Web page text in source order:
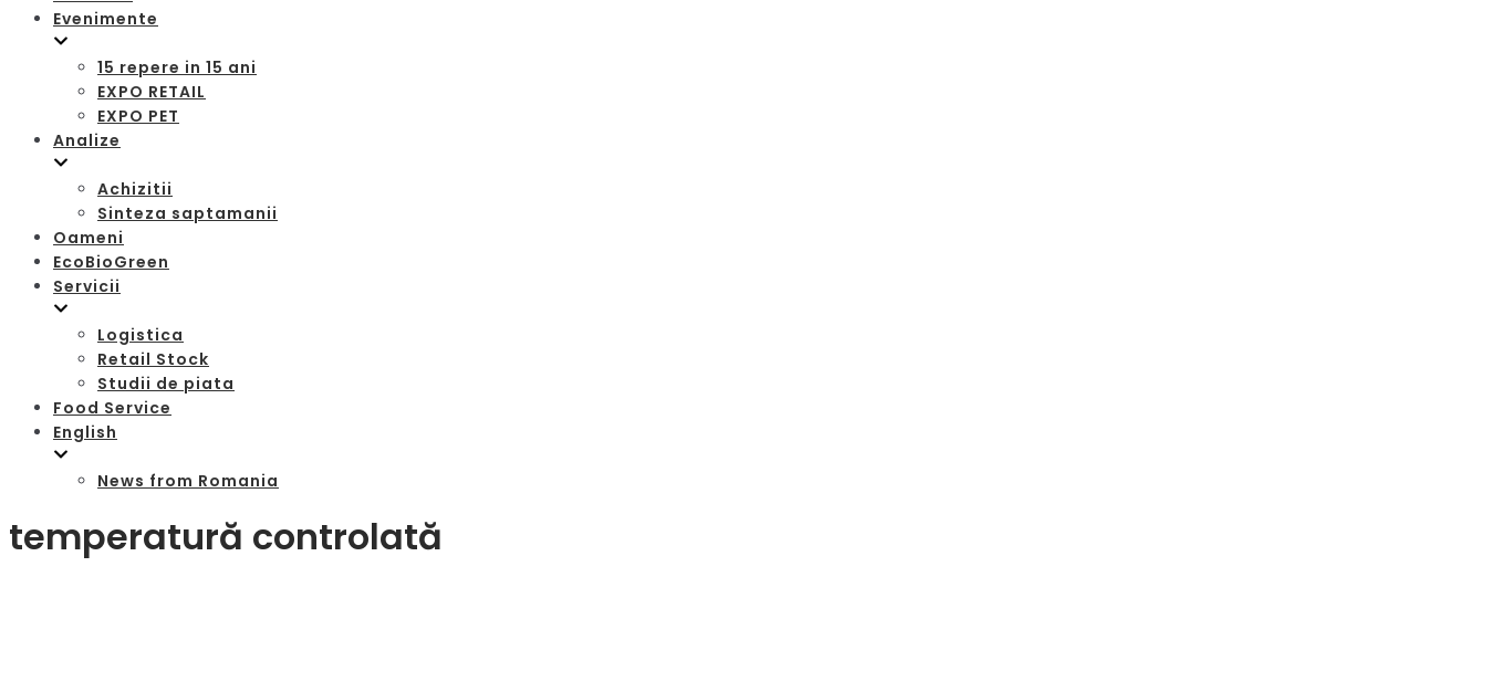
Evenimente
15 repere in 15 ani
EXPO RETAIL
EXPO PET
Analize
Achizitii
Sinteza saptamanii
Oameni
EcoBioGreen
Servicii
Logistica
Retail Stock
Studii de piata
Food Service
English
News from Romania
temperatură controlată